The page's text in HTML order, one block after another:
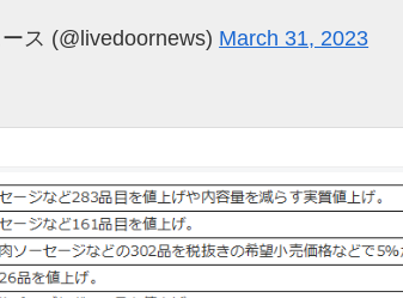
ス (@livedoornews) March 31, 2023